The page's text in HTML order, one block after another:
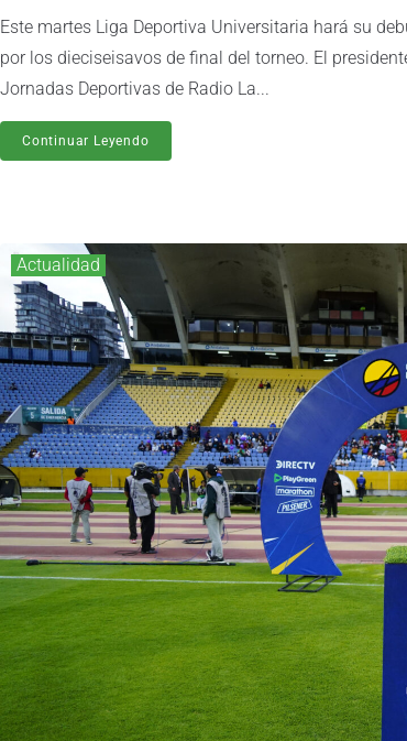
Este martes Liga Deportiva Universitaria hará su
por los dieciseisavos de final del torneo. El
Jornadas Deportivas de Radio La...
Continuar Leyendo
Actualidad